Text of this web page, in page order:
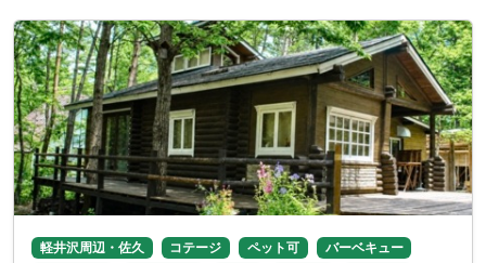
軽井沢周辺・佐久 コテージ ペット可
バーベキュー